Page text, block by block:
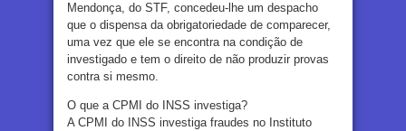
Mendonça, do STF, concedeu-lhe um despacho
que o dispensa da obrigatoriedade de comparecer,
uma vez que ele se encontra na condição de
investigado e tem o direito de não produzir provas
contra si mesmo.
O que a CPMI do INSS investiga?
A CPMI do INSS investiga fraudes no Instituto